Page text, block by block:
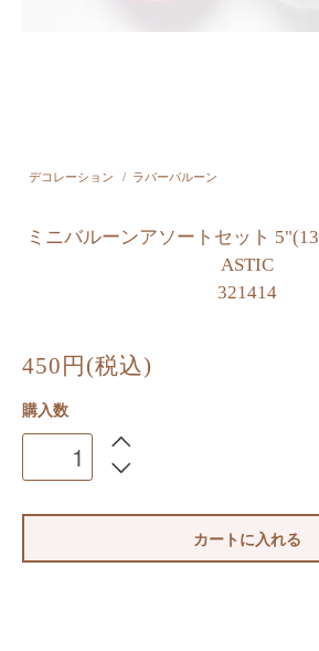
デコレーション / ラバーバルーン
ミニバルーンアソートセット
ASTIC
321414
450円(税込)
購入数
カートに入れる